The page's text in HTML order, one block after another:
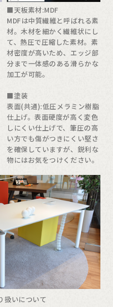
■天板素材:MDF
MDFは中質繊維と呼ばれる素
材。木材を細かく繊維状にし
て、熱圧で圧縮した素材。素
材密度が高いため、エッジ部
分まで一体感のある滑らかな
加工が可能。
■塗装
表面(共通):低圧メラミン樹脂
仕上げ。表面硬度が高く変色
しにくい仕上げで、筆圧の高
い方でも傷がつきにくい堅さ
を確保していますが、鋭利な
物にはお気をつけください。
扱いについて